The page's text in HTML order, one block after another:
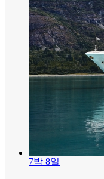
7박 8일